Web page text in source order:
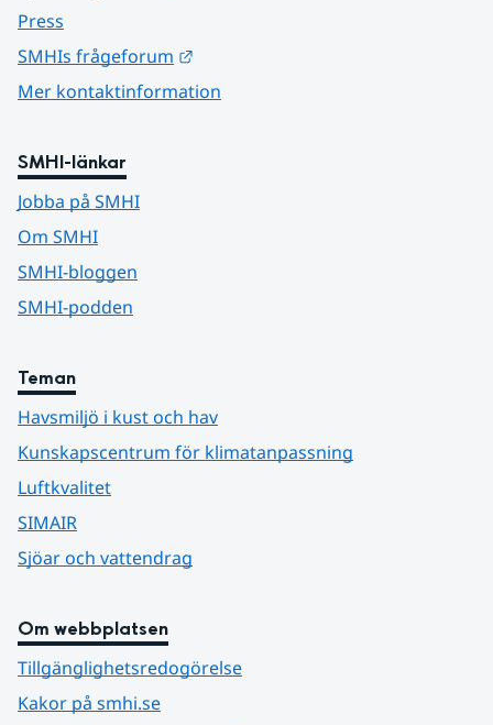
Press
SMHIs frågeforum
Mer kontaktinformation
SMHI-länkar
Jobba på SMHI
Om SMHI
SMHI-bloggen
SMHI-podden
Teman
Havsmiljö i kust och hav
Kunskapscentrum för klimatanpassning
Luftkvalitet
SIMAIR
Sjöar och vattendrag
Om webbplatsen
Tillgänglighetsredogörelse
Kakor på smhi.se